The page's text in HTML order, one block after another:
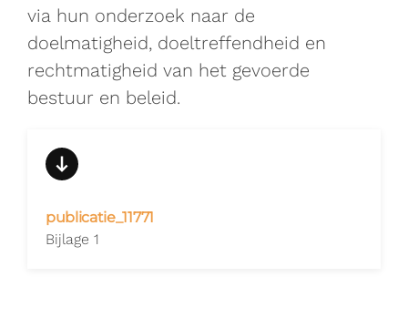
via hun onderzoek naar de
doelmatigheid, doeltreffendheid en
rechtmatigheid van het gevoerde
bestuur en beleid.
publicatie_11771
Bijlage 1